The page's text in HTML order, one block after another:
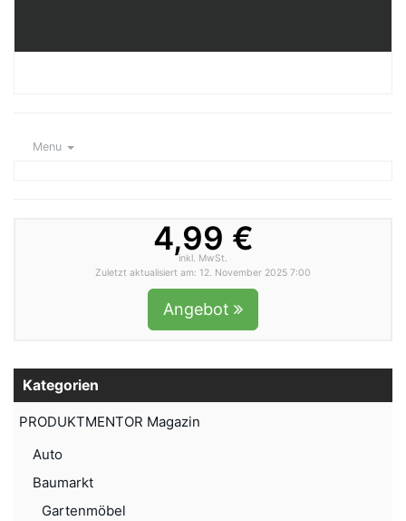
Menu
4,99 €
inkl. MwSt.
Zuletzt aktualisiert am: 12. November 2025 7:00
Angebot
Kategorien
PRODUKTMENTOR Magazin
Auto
Baumarkt
Gartenmöbel